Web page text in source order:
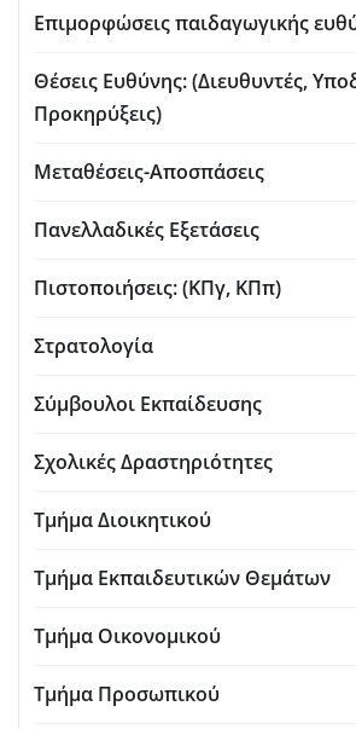
Επιμορφώσεις παιδαγωγικής
Θέσεις Ευθύνης: (Διευθυντές,
Προκηρύξεις)
Μεταθέσεις-Αποσπάσεις
Πανελλαδικές Εξετάσεις
Πιστοποιήσεις: (ΚΠγ, ΚΠπ)
Στρατολογία
Σύμβουλοι Εκπαίδευσης
Σχολικές Δραστηριότητες
Τμήμα Διοικητικού
Τμήμα Εκπαιδευτικών Θεμάτων
Τμήμα Οικονομικού
Τμήμα Προσωπικού